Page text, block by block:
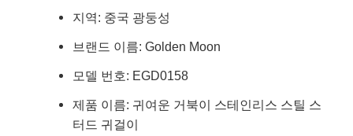
지역: 중국 광둥성
브랜드 이름: Golden Moon
모델 번호: EGD0158
제품 이름: 귀여운 거북이 스테인리스 스틸 스
터드 귀걸이